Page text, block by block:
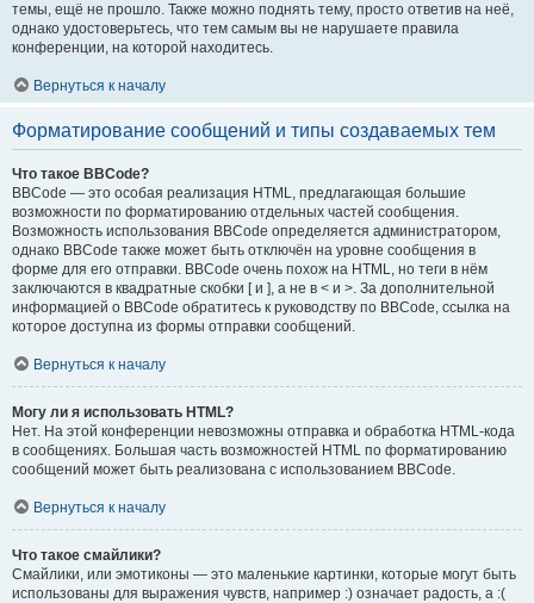
темы, ещё не прошло. Также можно поднять тему, просто ответив на неё,
однако удостоверьтесь, что тем самым вы не нарушаете правила
конференции, на которой находитесь.
Вернуться к началу
Форматирование сообщений и типы создаваемых тем
Что такое BBCode?
BBCode — это особая реализация HTML, предлагающая большие
возможности по форматированию отдельных частей сообщения.
Возможность использования BBCode определяется администратором,
однако BBCode также может быть отключён на уровне сообщения в
форме для его отправки. BBCode очень похож на HTML, но теги в нём
заключаются в квадратные скобки [ и ], а не в < и >. За дополнительной
информацией о BBCode обратитесь к руководству по BBCode, ссылка на
которое доступна из формы отправки сообщений.
Вернуться к началу
Могу ли я использовать HTML?
Нет. На этой конференции невозможны отправка и обработка HTML-кода
в сообщениях. Большая часть возможностей HTML по форматированию
сообщений может быть реализована с использованием BBCode.
Вернуться к началу
Что такое смайлики?
Смайлики, или эмотиконы — это маленькие картинки, которые могут быть
использованы для выражения чувств, например :) означает радость, а :(